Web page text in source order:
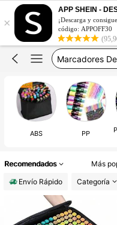
×
APP SHEIN -
¡Descarga y
código: APPOFF30
Marcadores
Marcadores De
Marcadores
Marcadores
Marcadores
ABS PP
Recomendados Más
Envío Rápido
Categoría